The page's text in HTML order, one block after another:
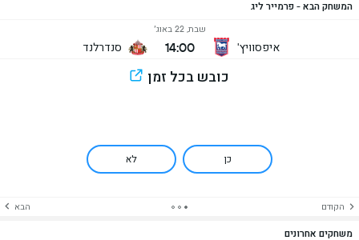
המשחק הבא - פרמייר ליג
איפסוויץ'
שבת, 22 באוג׳
14:00 סנדרלנד
כובש בכל זמן
כן לא
הקודם הבא
משחקים אחרונים